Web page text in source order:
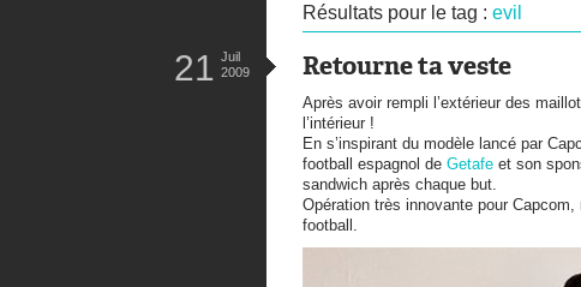
Résultats pour le tag : evil
Retourne ta veste
21 Juil
2009
Après avoir rempli l’extérieur des
l’intérieur !
En s’inspirant du modèle lancé par
football espagnol de Getafe et son
sandwich après chaque but.
Opération très innovante pour
football.